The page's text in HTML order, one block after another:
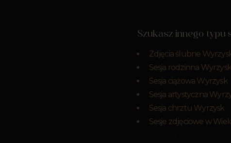
Szukasz innego typu
Zdjęcia ślubne
Sesja rodzinna Wyrzysk
Sesja ciążowa Wyrzysk
Sesja artystyczna
Sesja chrztu Wyrzysk
Sesje zdjęciowe w